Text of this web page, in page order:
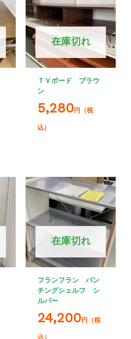
在庫切れ
ＴＶボード ブラウ
ン
5,280円（税
込）
在庫切れ
フランフラン パン
チングシェルフ シ
ルバー
24,200円（税
込）